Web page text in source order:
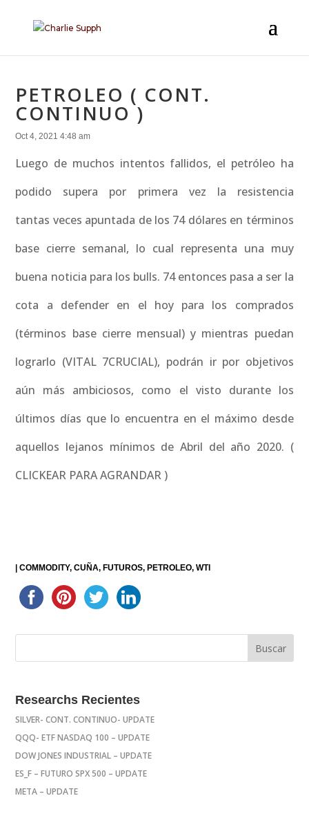
PETROLEO ( CONT.
CONTINUO )
Oct 4, 2021 4:48 am
Luego de muchos intentos fallidos, el petróleo ha
podido supera por primera vez la resistencia
tantas veces apuntada de los 74 dólares en términos
base cierre semanal, lo cual representa una muy
buena noticia para los bulls. 74 entonces pasa a ser la
cota a defender en el hoy para los comprados
(términos base cierre mensual) y mientras puedan
lograrlo (VITAL 7CRUCIAL), podrán ir por objetivos
aún más ambiciosos, como el visto durante los
últimos días que lo encuentra en el máximo desde
aquellos lejanos mínimos de Abril del año 2020. (
CLICKEAR PARA AGRANDAR )
|COMMODITY CUÑA FUTUROS PETROLEO WTI
Researchs Recientes
SILVER- CONT. CONTINUO- UPDATE
QQQ- ETF NASDAQ 100 – UPDATE
DOW JONES INDUSTRIAL – UPDATE
ES_F – FUTURO SPX 500 – UPDATE
META – UPDATE